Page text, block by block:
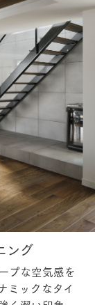
ング
プな空気感を
ミックなタイ